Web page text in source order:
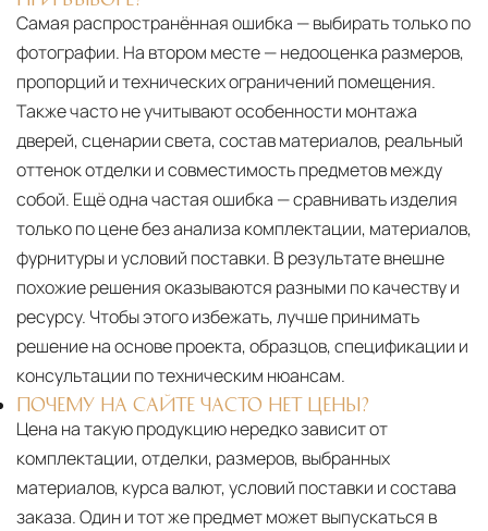
Самая распространённая ошибка — выбирать только по
фотографии. На втором месте — недооценка размеров,
пропорций и технических ограничений помещения.
Также часто не учитывают особенности монтажа
дверей, сценарии света, состав материалов, реальный
оттенок отделки и совместимость предметов между
собой. Ещё одна частая ошибка — сравнивать изделия
только по цене без анализа комплектации, материалов,
фурнитуры и условий поставки. В результате внешне
похожие решения оказываются разными по качеству и
ресурсу. Чтобы этого избежать, лучше принимать
решение на основе проекта, образцов, спецификации и
консультации по техническим нюансам.
ПОЧЕМУ НА САЙТЕ ЧАСТО НЕТ ЦЕНЫ?
Цена на такую продукцию нередко зависит от
комплектации, отделки, размеров, выбранных
материалов, курса валют, условий поставки и состава
заказа. Один и тот же предмет может выпускаться в